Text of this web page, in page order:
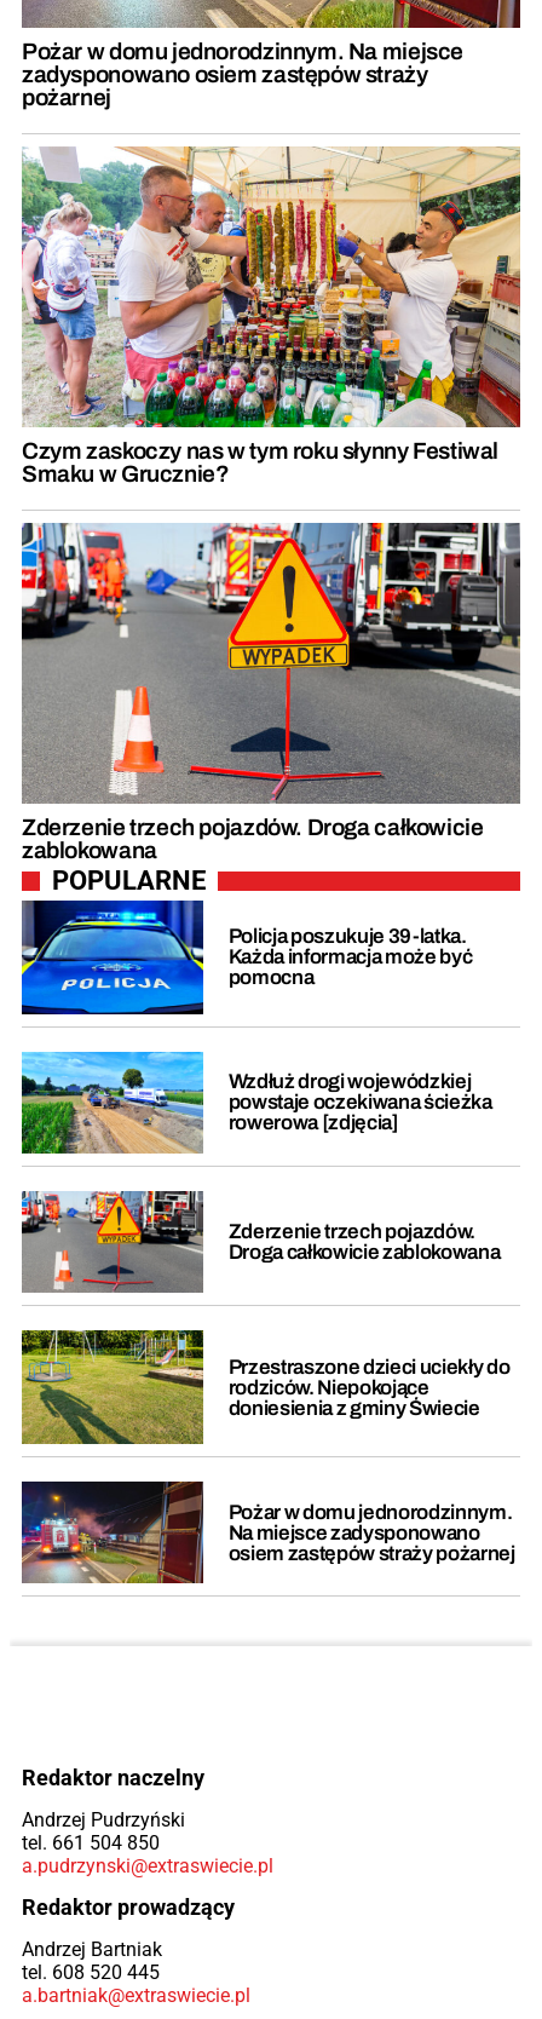
Pożar w domu jednorodzinnym. Na miejsce
zadysponowano osiem zastępów straży
pożarnej
Czym zaskoczy nas w tym roku słynny Festiwal
Smaku w Grucznie?
Zderzenie trzech pojazdów. Droga całkowicie
zablokowana
POPULARNE
Policja poszukuje 39-latka.
Każda informacja może być
pomocna
Wzdłuż drogi wojewódzkiej
powstaje oczekiwana ścieżka
rowerowa [zdjęcia]
Zderzenie trzech pojazdów.
Droga całkowicie zablokowana
Przestraszone dzieci uciekły do
rodziców. Niepokojące
doniesienia z gminy Świecie
Pożar w domu jednorodzinnym.
Na miejsce zadysponowano
osiem zastępów straży pożarnej
Redaktor naczelny
Andrzej Pudrzyński
tel. 661 504 850
a.pudrzynski@extraswiecie.pl
Redaktor prowadzący
Andrzej Bartniak
tel. 608 520 445
a.bartniak@extraswiecie.pl